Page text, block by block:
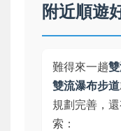
附近順遊
難得來一趟
雙流瀑布步道
規劃完善，
索：